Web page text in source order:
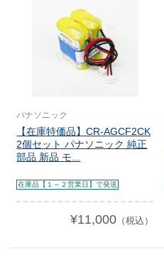
パナソニック
【在庫特価品】CR-AGCF2CK
2個セット パナソニック 純正
部品 新品 モ...
在庫品【１～２営業日】で発送
¥11,000（税込）